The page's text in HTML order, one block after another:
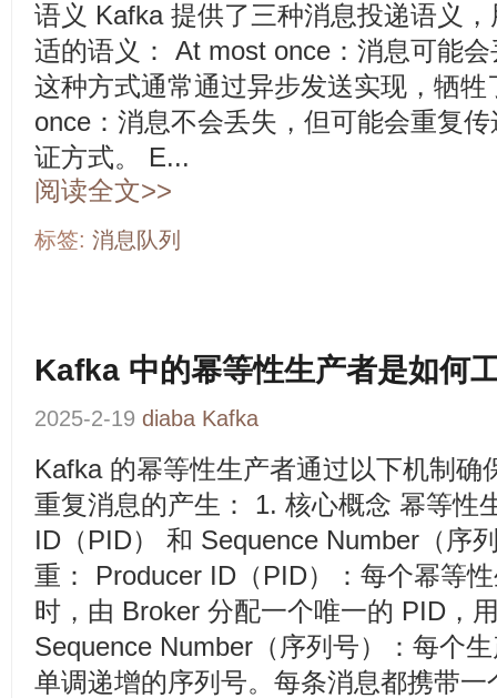
语义 Kafka 提供了三种消息投递语义
适的语义： At most once：消息可能
这种方式通常通过异步发送实现，牺
once：消息不会丢失，但可能会重复
证方式。 E...
阅读全文>>
标签: 消息队列
Kafka 中的幂等性生产者是如何
2025-2-19 diaba Kafka
Kafka 的幂等性生产者通过以下机制确
重复消息的产生： 1. 核心概念 幂等性
ID（PID） 和 Sequence Number（序
重： Producer ID（PID）：每个幂等
时，由 Broker 分配一个唯一的 PID，
Sequence Number（序列号）：每个
单调递增的序列号。每条消息都携带